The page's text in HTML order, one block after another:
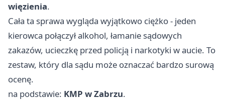
więzienia.
Cała ta sprawa wygląda wyjątkowo ciężko - jeden
kierowca połączył alkohol, łamanie sądowych
zakazów, ucieczkę przed policją i narkotyki w aucie. To
zestaw, który dla sądu może oznaczać bardzo surową
ocenę.
na podstawie: KMP w Zabrzu.